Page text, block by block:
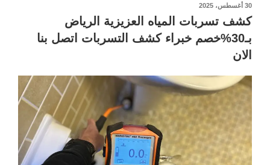
نُشر
في
30 أغسطس، 2025
كشف تسربات المياه العزيزية الرياض
بـ30%خصم خبراء كشف التسربات اتصل بنا
الان